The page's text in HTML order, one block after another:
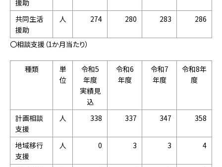
援助
共同生活
援助
人 274 280 283 286
〇相談支援（1か月当たり）
種類
単
位
令和5
年度
実績見
込
令和6
年度
令和7
年度
令和8年
度
計画相談
支援
人 338 337 347 358
地域移行
支援
人 0 3 3 4